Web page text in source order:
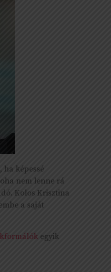
képessé
nem lenne rá
Kolos Krisztina
a saját
egyik